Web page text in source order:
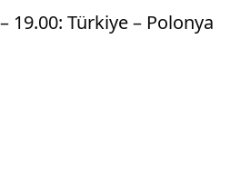
19.00: Türkiye – Polonya